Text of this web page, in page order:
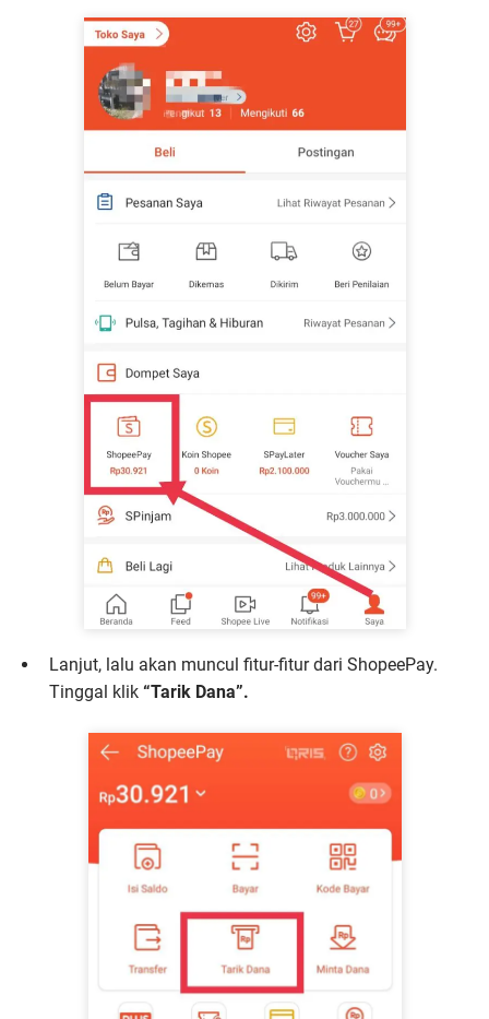
Lanjut, lalu akan muncul fitur-fitur dari ShopeePay.
Tinggal klik “Tarik Dana”.